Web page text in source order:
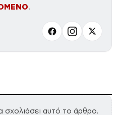
.
σχολιάσει αυτό το άρθρο.